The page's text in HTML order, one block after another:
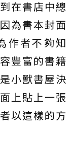
在書店中總
為書本封面
作者不夠知
豐富的書籍
小獸書屋決
上貼上一張
以這樣的方